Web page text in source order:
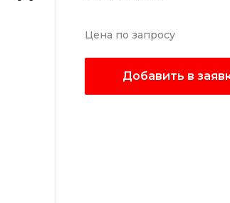
Цена по запросу
Добавить в